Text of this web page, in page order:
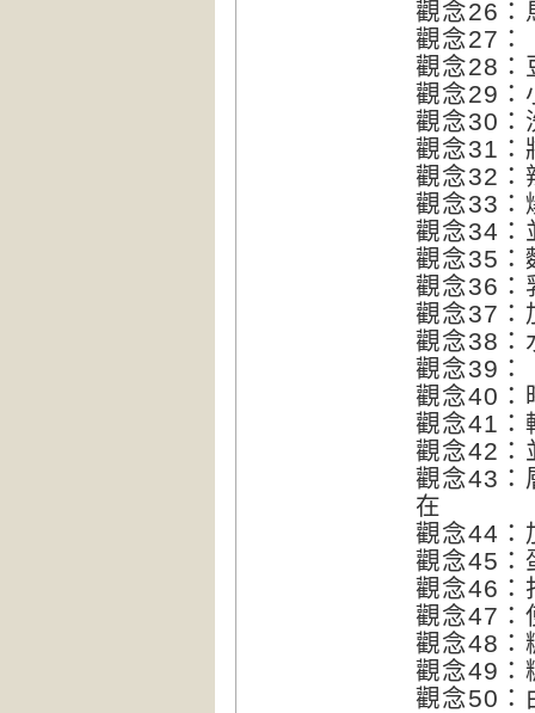
觀念26：
觀念27：
觀念28：
觀念29：
觀念30：
觀念31：
觀念32：
觀念33：
觀念34：
觀念35：
觀念36：
觀念37：
觀念38：
觀念39：
觀念40：
觀念41：
觀念42：
觀念43：
在
觀念44：
觀念45：
觀念46：
觀念47：
觀念48：
觀念49：
觀念50：